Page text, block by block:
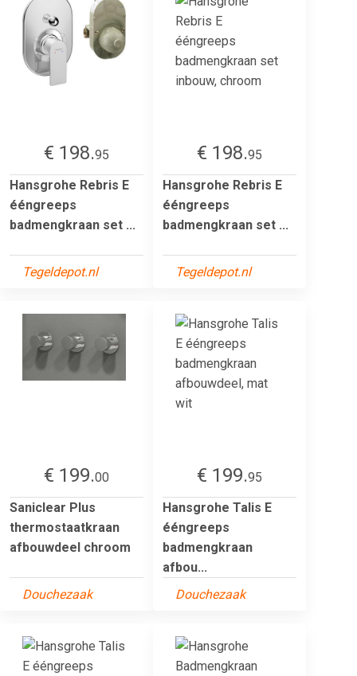
€ 198.95
Hansgrohe Rebris E
ééngreeps
badmengkraan set ...
Tegeldepot.nl
€ 198.95
Hansgrohe Rebris E
ééngreeps
badmengkraan set ...
Tegeldepot.nl
€ 199.00
Saniclear Plus
thermostaatkraan
afbouwdeel chroom
Douchezaak
€ 199.95
Hansgrohe Talis E
ééngreeps
badmengkraan
afbou...
Douchezaak